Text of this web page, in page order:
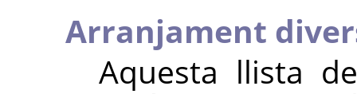
Arranjament
Aquesta llista